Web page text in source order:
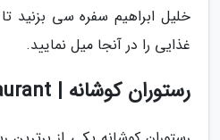
خلیل ابراهیم سفره سی بزنید
غذایی را در آنجا میل نمایید.
رستوران کوشانه | Kushane restaurant